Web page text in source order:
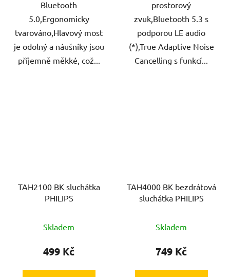
Bluetooth
5.0,Ergonomicky
tvarováno,Hlavový most
je odolný a náušníky jsou
příjemně měkké, což...
prostorový
zvuk,Bluetooth 5.3 s
podporou LE audio
(*),True Adaptive Noise
Cancelling s funkcí...
TAH2100 BK sluchátka
PHILIPS
Skladem
499 Kč
TAH4000 BK bezdrátová
sluchátka PHILIPS
Skladem
749 Kč